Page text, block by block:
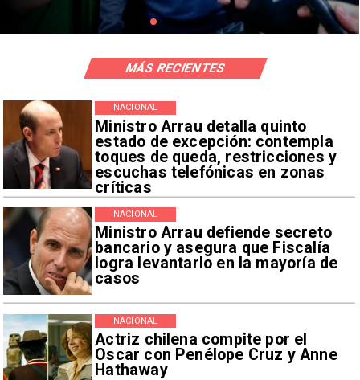
Ministro Arrau detalla quinto
estado de excepción: contempla
toques de queda, restricciones y
escuchas telefónicas en zonas
críticas
NACIONAL
Ministro Arrau defiende secreto
bancario y asegura que Fiscalía
logra levantarlo en la mayoría de
casos
NACIONAL
Actriz chilena compite por el
Oscar con Penélope Cruz y Anne
Hathaway
NACIONAL
MÁS RECIENTES